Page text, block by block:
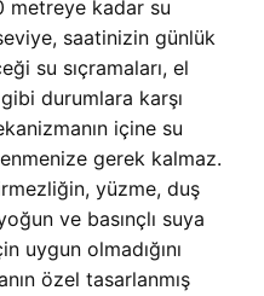
metreye kadar su
saatinizin günlük
su sıçramaları, el
durumlara karşı
içine su
gerek kalmaz.
yüzme, duş
ve basınçlı suya
uygun olmadığını
özel tasarlanmış